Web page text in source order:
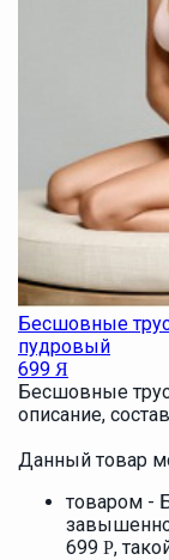
Бесшовные
пудровый
699 Я
Бесшовные
описание,
Данный товар
товаром -
699 Р,